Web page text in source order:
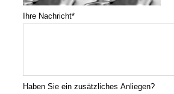
Ihre Nachricht*
Haben Sie ein zusätzliches Anliegen?